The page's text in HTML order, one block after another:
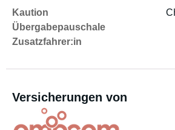
Kaution
Übergabepauschale
Zusatzfahrer:in
Versicherungen von